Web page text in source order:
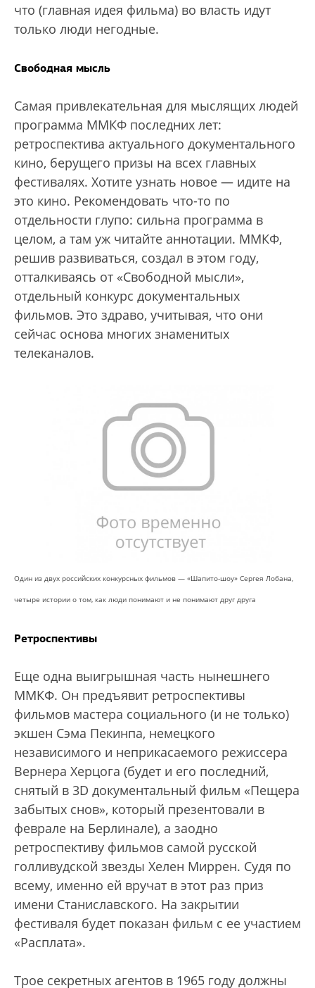
что (главная идея фильма) во власть идут
только люди негодные.
Свободная мысль
Самая привлекательная для мыслящих людей
программа ММКФ последних лет:
ретроспектива актуального документального
кино, берущего призы на всех главных
фестивалях. Хотите узнать новое — идите на
это кино. Рекомендовать что-то по
отдельности глупо: сильна программа в
целом, а там уж читайте аннотации. ММКФ,
решив развиваться, создал в этом году,
отталкиваясь от «Свободной мысли»,
отдельный конкурс документальных
фильмов. Это здраво, учитывая, что они
сейчас основа многих знаменитых
телеканалов.
Один из двух российских конкурсных фильмов — «Шапито-шоу» Сергея Лобана,
четыре истории о том, как люди понимают и не понимают друг друга
Ретроспективы
Еще одна выигрышная часть нынешнего
ММКФ. Он предъявит ретроспективы
фильмов мастера социального (и не только)
экшен Сэма Пекинпа, немецкого
независимого и неприкасаемого режиссера
Вернера Херцога (будет и его последний,
снятый в 3D документальный фильм «Пещера
забытых снов», который презентовали в
феврале на Берлинале), а заодно
ретроспективу фильмов самой русской
голливудской звезды Хелен Миррен. Судя по
всему, именно ей вручат в этот раз приз
имени Станиславского. На закрытии
фестиваля будет показан фильм с ее участием
«Расплата».
Трое секретных агентов в 1965 году должны